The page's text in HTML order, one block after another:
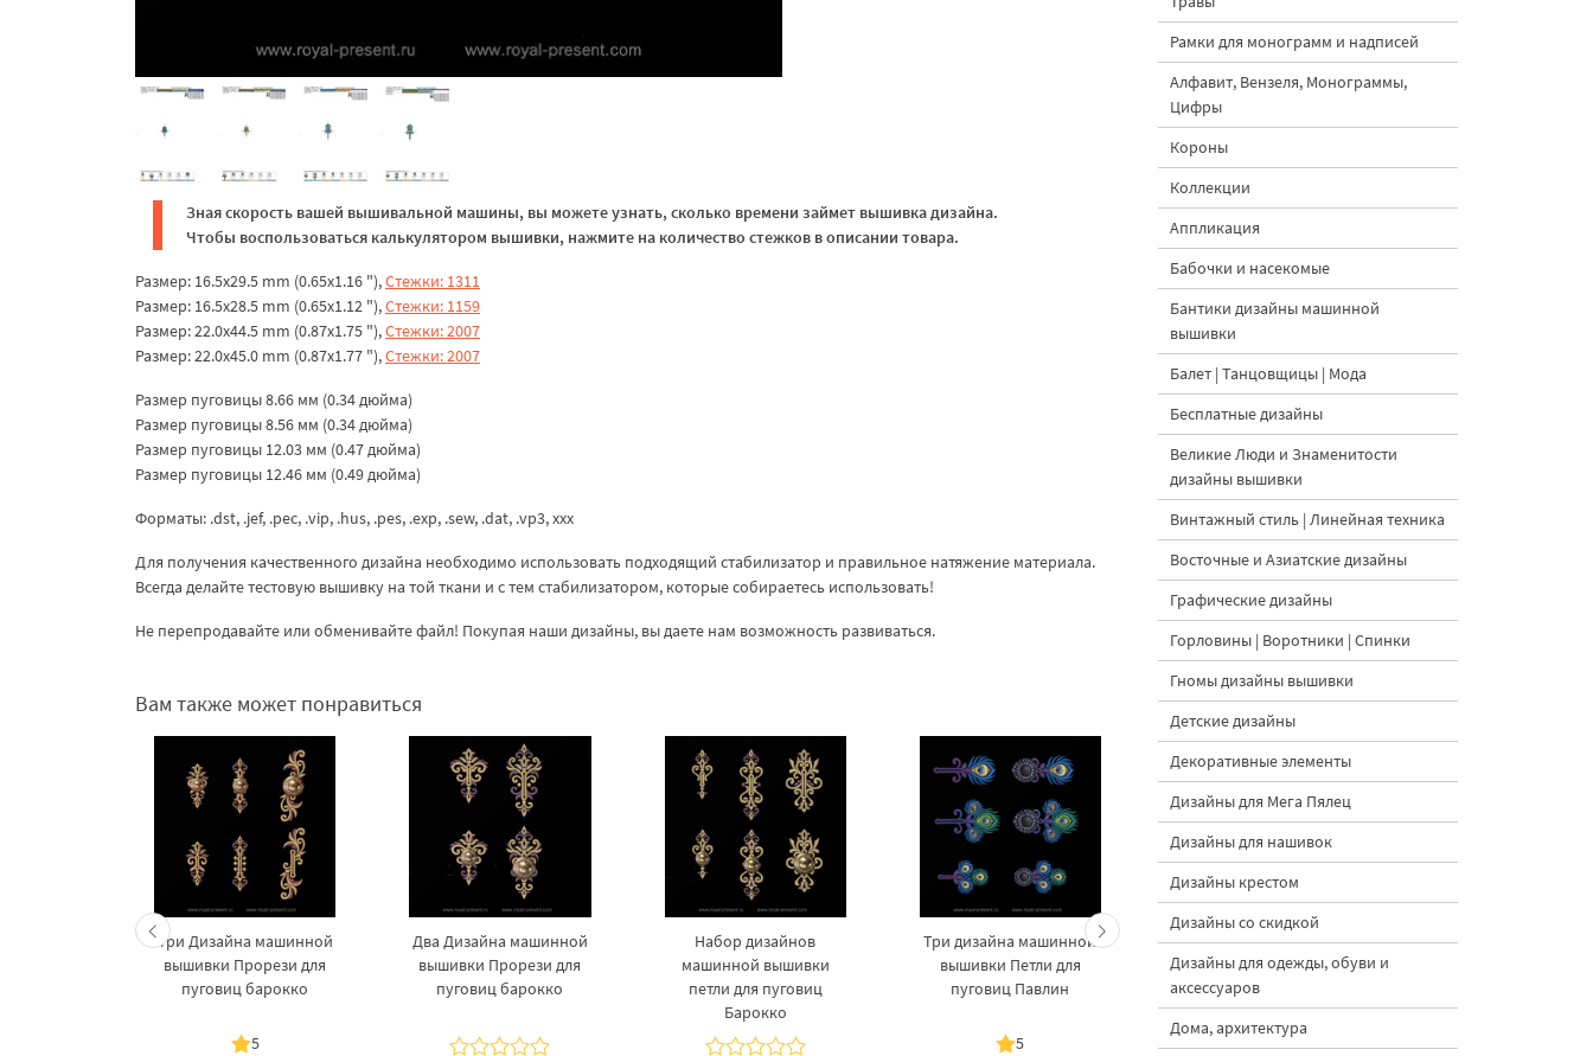
Зная скорость вашей вышивальной машины, вы можете узнать, сколько времени займет вышивка дизайна.
Чтобы воспользоваться калькулятором вышивки, нажмите на количество стежков в описании товара.
Размер: 16.5x29.5 mm (0.65x1.16 "),Стежки: 1311
Размер: 16.5x28.5 mm (0.65x1.12 "),Стежки: 1159
Размер: 22.0x44.5 mm (0.87x1.75 "),Стежки: 2007
Размер: 22.0x45.0 mm (0.87x1.77 "),Стежки: 2007
Размер пуговицы 8.66 мм (0.34 дюйма)
Размер пуговицы 8.56 мм (0.34 дюйма)
Размер пуговицы 12.03 мм (0.47 дюйма)
Размер пуговицы 12.46 мм (0.49 дюйма)
Форматы: .dst, .jef, .pec, .vip, .hus, .pes, .exp, .sew, .dat, .vp3, xxx
Для получения качественного дизайна необходимо использовать подходящий стабилизатор и правильное натяжение материала.
Всегда делайте тестовую вышивку на той ткани и с тем стабилизатором, которые собираетесь использовать!
Не перепродавайте или обменивайте файл! Покупая наши дизайны, вы даете нам возможность развиваться.
Вам также может понравиться
Три Дизайна машинной
вышивки Прорези для
пуговиц барокко
5
Два Дизайна машинной
вышивки Прорези для
пуговиц барокко
Набор дизайнов
машинной вышивки
петли для пуговиц
Барокко
Три дизайна машинной
вышивки Петли для
пуговиц Павлин
5
Набор дизайнов
вышивки Петли для
пуговиц Золотой
Павлин
Рамки для монограмм и надписей
Алфавит, Вензеля, Монограммы,
Цифры
Короны
Коллекции
Аппликация
Бабочки и насекомые
Бантики дизайны машинной
вышивки
Балет | Танцовщицы | Мода
Бесплатные дизайны
Великие Люди и Знаменитости
дизайны вышивки
Винтажный стиль | Линейная техника
Восточные и Азиатские дизайны
Графические дизайны
Горловины | Воротники | Спинки
Гномы дизайны вышивки
Детские дизайны
Декоративные элементы
Дизайны для Мега Пялец
Дизайны для нашивок
Дизайны крестом
Дизайны со скидкой
Дизайны для одежды, обуви и
аксессуаров
Дома, архитектура